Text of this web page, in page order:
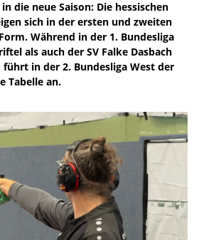
die neue Saison: Die hessischen
sich in der ersten und zweiten
Während in der 1. Bundesliga
als auch der SV Falke Dasbach
führt in der 2. Bundesliga West der
Tabelle an.